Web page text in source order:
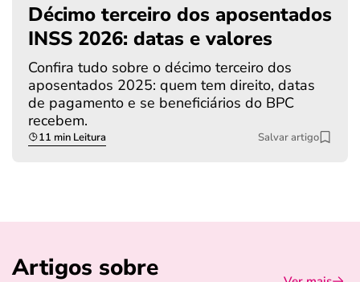
Décimo terceiro dos aposentados
INSS 2026: datas e valores
Confira tudo sobre o décimo terceiro dos
aposentados 2025: quem tem direito, datas
de pagamento e se beneficiários do BPC
recebem.
11 min Leitura Salvar artigo
Artigos sobre